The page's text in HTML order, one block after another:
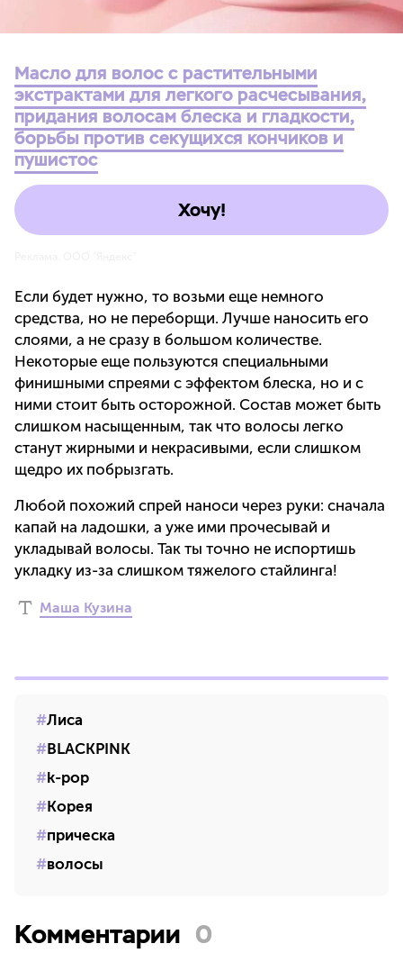
Масло для волос с растительными
экстрактами для легкого расчесывания,
придания волосам блеска и гладкости,
борьбы против секущихся кончиков и
пушистос
Хочу!
Если будет нужно, то возьми еще немного
средства, но не переборщи. Лучше наносить его
слоями, а не сразу в большом количестве.
Некоторые еще пользуются специальными
финишными спреями с эффектом блеска, но и с
ними стоит быть осторожной. Состав может быть
слишком насыщенным, так что волосы легко
станут жирными и некрасивыми, если слишком
щедро их побрызгать.
Любой похожий спрей наноси через руки: сначала
капай на ладошки, а уже ими прочесывай и
укладывай волосы. Так ты точно не испортишь
укладку из-за слишком тяжелого стайлинга!
Маша Кузина
Лиса
BLACKPINK
k-pop
Корея
прическа
волосы
Комментарии 0